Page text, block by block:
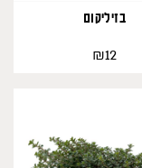
בזיליקום
12
₪